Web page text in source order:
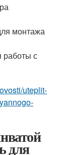
монтажа
работы с
uteplit-
для